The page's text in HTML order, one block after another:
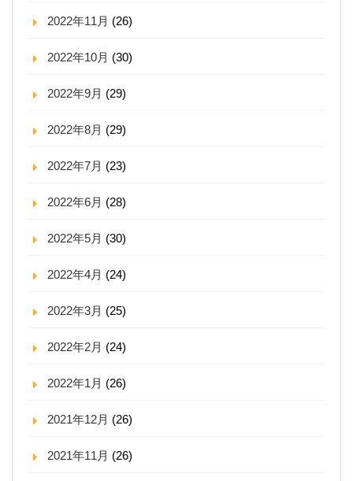
2022年11月 (26)
2022年10月 (30)
2022年9月 (29)
2022年8月 (29)
2022年7月 (23)
2022年6月 (28)
2022年5月 (30)
2022年4月 (24)
2022年3月 (25)
2022年2月 (24)
2022年1月 (26)
2021年12月 (26)
2021年11月 (26)